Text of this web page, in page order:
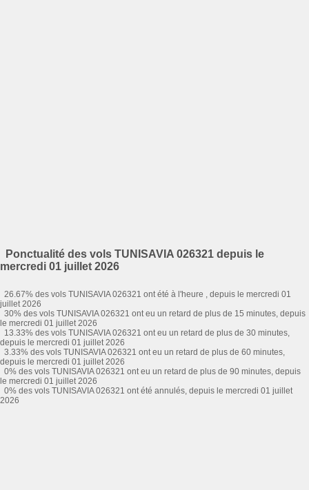
Ponctualité des vols TUNISAVIA 026321 depuis le
mercredi 01 juillet 2026
26.67% des vols TUNISAVIA 026321 ont été à l'heure , depuis le mercredi 01
juillet 2026
30% des vols TUNISAVIA 026321 ont eu un retard de plus de 15 minutes, depuis
le mercredi 01 juillet 2026
13.33% des vols TUNISAVIA 026321 ont eu un retard de plus de 30 minutes,
depuis le mercredi 01 juillet 2026
3.33% des vols TUNISAVIA 026321 ont eu un retard de plus de 60 minutes,
depuis le mercredi 01 juillet 2026
0% des vols TUNISAVIA 026321 ont eu un retard de plus de 90 minutes, depuis
le mercredi 01 juillet 2026
0% des vols TUNISAVIA 026321 ont été annulés, depuis le mercredi 01 juillet
2026